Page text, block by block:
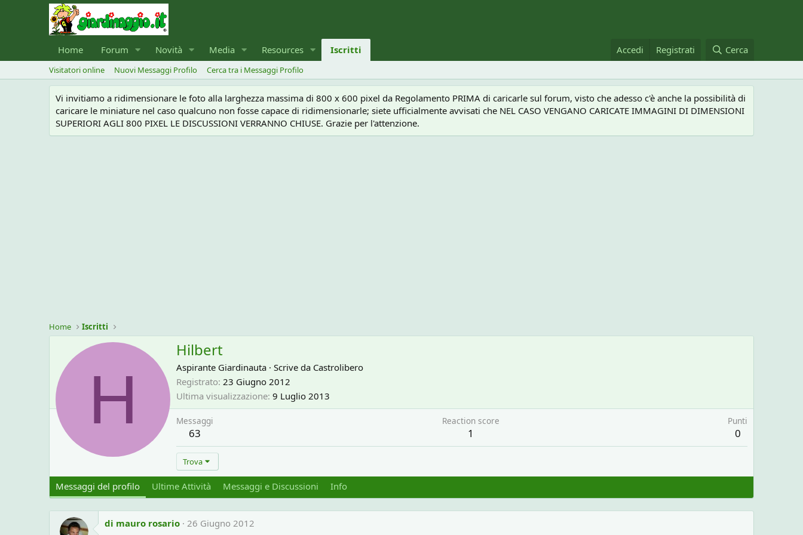
Home Forum Novità Media Resources Iscritti Accedi Registrati Cerca
Visitatori online Nuovi Messaggi Profilo Cerca tra i Messaggi Profilo
Vi invitiamo a ridimensionare le foto alla larghezza massima di 800 x 600 pixel da Regolamento PRIMA di caricarle sul forum, visto che adesso c'è anche la possibilità di
caricare le miniature nel caso qualcuno non fosse capace di ridimensionarle; siete ufficialmente avvisati che NEL CASO VENGANO CARICATE IMMAGINI DI DIMENSIONI
SUPERIORI AGLI 800 PIXEL LE DISCUSSIONI VERRANNO CHIUSE. Grazie per l'attenzione.
Home Iscritti
H
Hilbert
Aspirante Giardinauta · Scrive da Castrolibero
Registrato 23 Giugno 2012
Ultima visualizzazione 9 Luglio 2013
Messaggi
63
Reaction score
1
Punti
0
Trova
Messaggi del profilo Ultime Attività Messaggi e Discussioni Info
di mauro rosario 26 Giugno 2012